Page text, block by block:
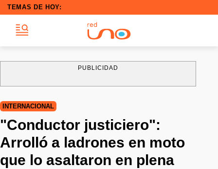
TEMAS DE HOY:
PUBLICIDAD
INTERNACIONAL
"Conductor justiciero":
Arrolló a ladrones en moto
que lo asaltaron en plena